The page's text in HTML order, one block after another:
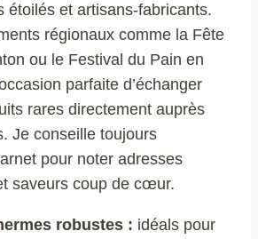
étoilés et artisans-fabricants.
régionaux comme la Fête
ou le Festival du Pain en
parfaite d’échanger
rares directement auprès
Je conseille toujours
pour noter adresses
saveurs coup de cœur.
robustes : idéals pour